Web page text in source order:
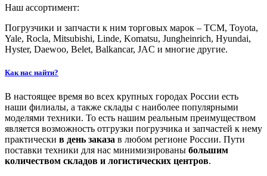
Наш ассортимент:
Погрузчики и запчасти к ним торговых марок – ТСМ, Toyota,
Yale, Rocla, Mitsubishi, Linde, Komatsu, Jungheinrich, Hyundai,
Hyster, Daewoo, Belet, Balkancar, JAC и многие другие.
Как нас найти?
В настоящее время во всех крупных городах России есть
наши филиалы, а также склады с наиболее популярными
моделями техники. То есть нашим реальным преимуществом
является возможность отгрузки погрузчика и запчастей к нему
практически в день заказа в любом регионе России. Пути
поставки техники для нас минимизированы большим
количеством складов и логистических центров.